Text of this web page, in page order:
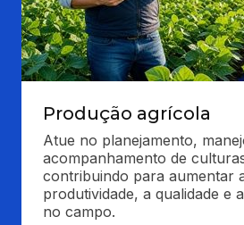
Produção agrícola
Atue no planejamento,
acompanhamento de
contribuindo para aumentar
produtividade, a qualidade e
no campo.